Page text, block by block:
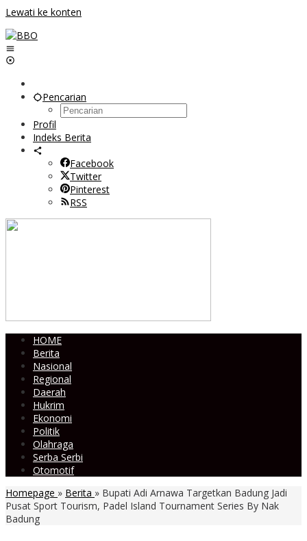
Lewati ke konten
Pencarian
Profil
Indeks Berita
Facebook
Twitter
Pinterest
RSS
HOME
Berita
Nasional
Regional
Daerah
Hukrim
Ekonomi
Politik
Olahraga
Serba Serbi
Otomotif
Homepage » Berita » Bupati Adi Arnawa Targetkan Badung Jadi
Pusat Sport Tourism, Padel Island Tournament Series By Nak
Badung